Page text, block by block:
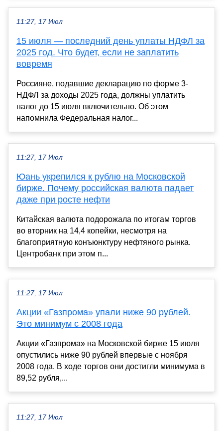
11:27, 17 Июл
15 июля — последний день уплаты НДФЛ за
2025 год. Что будет, если не заплатить
вовремя
Россияне, подавшие декларацию по форме 3-
НДФЛ за доходы 2025 года, должны уплатить
налог до 15 июля включительно. Об этом
напомнила Федеральная налог...
11:27, 17 Июл
Юань укрепился к рублю на Московской
бирже. Почему российская валюта падает
даже при росте нефти
Китайская валюта подорожала по итогам торгов
во вторник на 14,4 копейки, несмотря на
благоприятную конъюнктуру нефтяного рынка.
Центробанк при этом п...
11:27, 17 Июл
Акции «Газпрома» упали ниже 90 рублей.
Это минимум с 2008 года
Акции «Газпрома» на Московской бирже 15 июля
опустились ниже 90 рублей впервые с ноября
2008 года. В ходе торгов они достигли минимума в
89,52 рубля,...
11:27, 17 Июл